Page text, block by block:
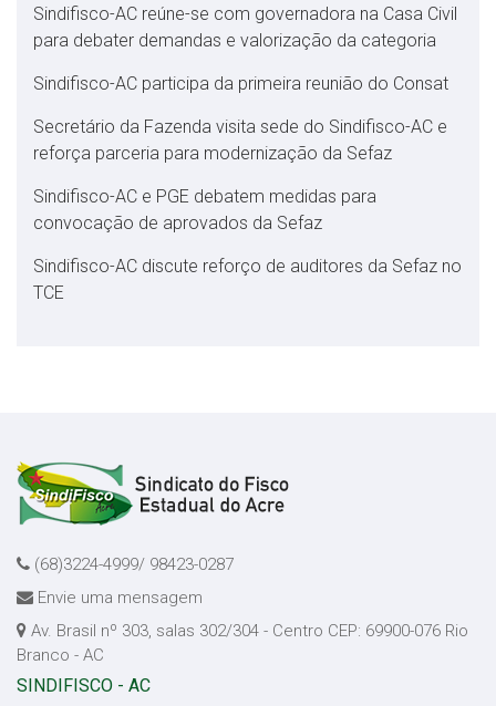
Sindifisco-AC reúne-se com governadora na Casa Civil
para debater demandas e valorização da categoria
Sindifisco-AC participa da primeira reunião do Consat
Secretário da Fazenda visita sede do Sindifisco-AC e
reforça parceria para modernização da Sefaz
Sindifisco-AC e PGE debatem medidas para
convocação de aprovados da Sefaz
Sindifisco-AC discute reforço de auditores da Sefaz no
TCE
(68)3224-4999/ 98423-0287
Envie uma mensagem
Av. Brasil nº 303, salas 302/304 - Centro CEP: 69900-076 Rio
Branco - AC
SINDIFISCO - AC